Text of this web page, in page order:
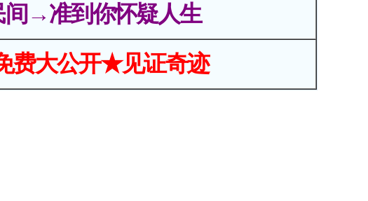
→准到你怀疑人生
费大公开★见证奇迹